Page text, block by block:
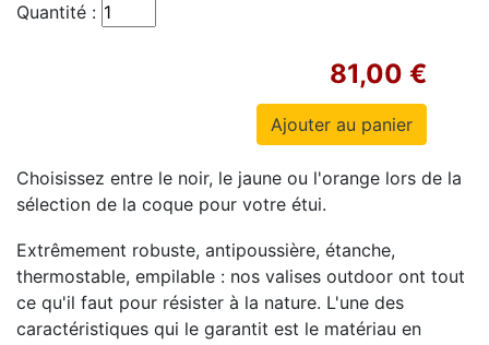
Quantité :
81,00 €
Choisissez entre le noir, le jaune ou l'orange lors de la
sélection de la coque pour votre étui.
Extrêmement robuste, antipoussière, étanche,
thermostable, empilable : nos valises outdoor ont tout
ce qu'il faut pour résister à la nature. L'une des
caractéristiques qui le garantit est le matériau en